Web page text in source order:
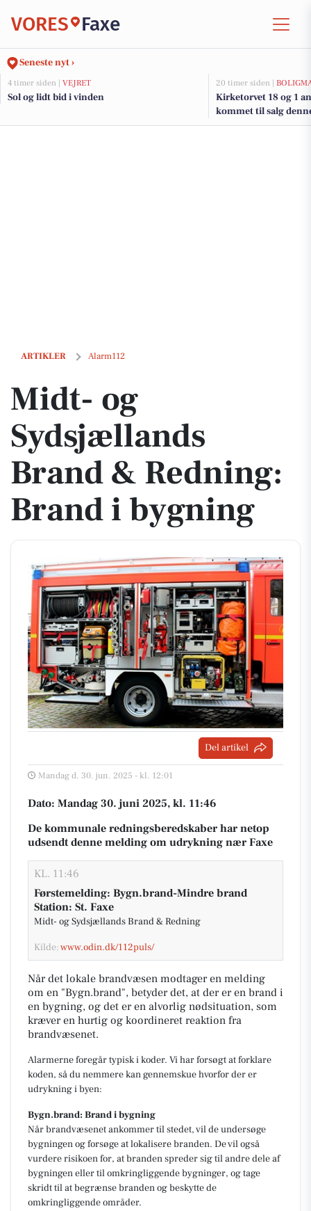
VORES Faxe
Seneste nyt ›
4 timer siden | VEJRET
Sol og lidt bid i vinden
20 timer siden |
Kirketorvet 18 og 1
kommet til salg
boligerne her.
ARTIKLER Alarm112
Midt- og Sydsjællands Brand & Redning: Brand i bygning
Midt- og
Sydsjællands
Brand & Redning:
Brand i bygning
Del artikel
Mandag d. 30. jun. 2025 - kl. 12:01
Dato: Mandag 30. juni 2025, kl. 11:46
De kommunale redningsberedskaber har netop
udsendt denne melding om udrykning nær Faxe
KL. 11:46
Førstemelding: Bygn.brand-Mindre brand
Station: St. Faxe
Midt- og Sydsjællands Brand & Redning
Kilde:www.odin.dk/112puls/
Når det lokale brandvæsen modtager en melding
om en "Bygn.brand", betyder det, at der er en brand i
en bygning, og det er en alvorlig nødsituation, som
kræver en hurtig og koordineret reaktion fra
brandvæsenet.
Alarmerne foregår typisk i koder. Vi har forsøgt at forklare
koden, så du nemmere kan gennemskue hvorfor der er
udrykning i byen:
Bygn.brand: Brand i bygning
Når brandvæsenet ankommer til stedet, vil de undersøge
bygningen og forsøge at lokalisere branden. De vil også
vurdere risikoen for, at branden spreder sig til andre dele af
bygningen eller til omkringliggende bygninger, og tage
skridt til at begrænse branden og beskytte de
omkringliggende områder.